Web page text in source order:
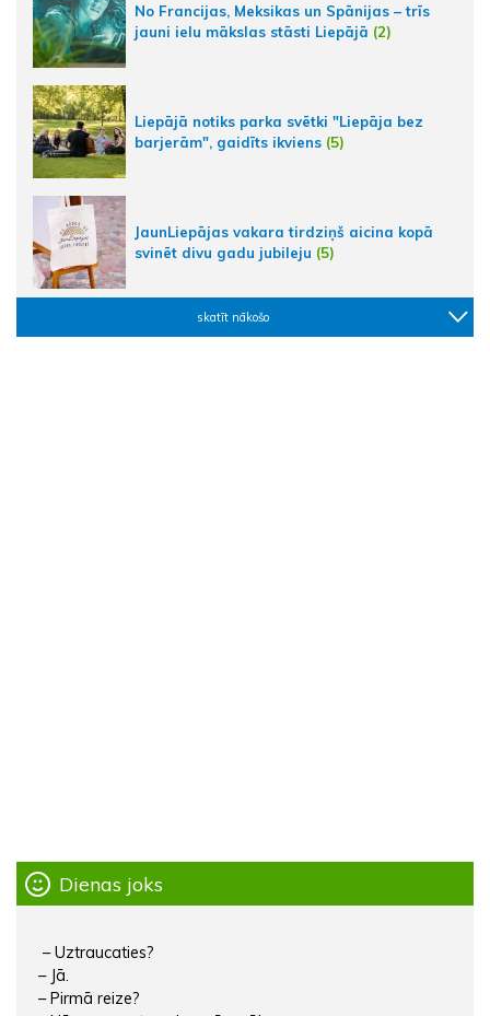
No Francijas, Meksikas un Spānijas – trīs
jauni ielu mākslas stāsti Liepājā (2)
Liepājā notiks parka svētki "Liepāja bez
barjerām", gaidīts ikviens (5)
JaunLiepājas vakara tirdziņš aicina kopā
svinēt divu gadu jubileju (5)
skatīt nākošo
Dienas joks
– Uztraucaties?
– Jā.
– Pirmā reize?